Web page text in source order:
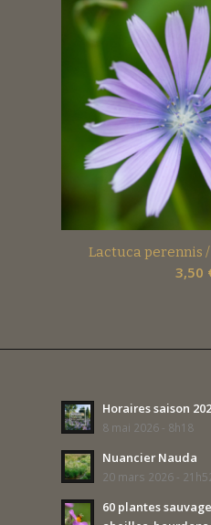
Lactuca perennis
3,50
Horaires saison
8 mai 2026 - 8h18
Nuancier Nauda
20 mars 2026 -
60 plantes